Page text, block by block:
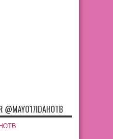
@MAYO17IDAHOTB